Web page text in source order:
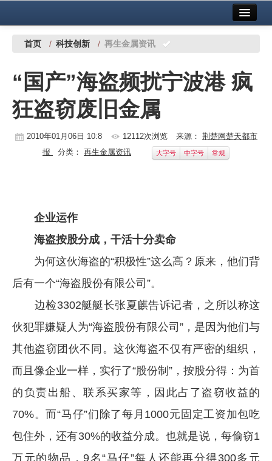
中国有色金属报社主办 广告服务
铜镍铅锌
铝
稀有稀土
地矿 建设
党建工作
企业文化
数字报
首页 / 科技创新 / 再生金属资讯
“国产”海盗频扰宁波港 疯
狂盗窃废旧金属
2010年01月06日 10:8 12112次浏览 来源： 荆楚网楚天都市
报
分类： 再生金属资讯 大字号 中字号 常规
企业运作
海盗按股分成，干活十分卖命
为何这伙海盗的“积极性”这么高？原来，他们背
后有一个“海盗股份有限公司”。
边检3302艇艇长张夏麒告诉记者，之所以称这
伙犯罪嫌疑人为“海盗股份有限公司”，是因为他们与
其他盗窃团伙不同。这伙海盗不仅有严密的组织，
而且像企业一样，实行了“股份制”，按股分得：为首
的负责出船、联系买家等，因此占了盗窃收益的
70%。而“马仔”们除了每月1000元固定工资加包吃
包住外，还有30%的收益分成。也就是说，每偷窃1
万元的物品，9名“马仔”每人还能再分得300多元